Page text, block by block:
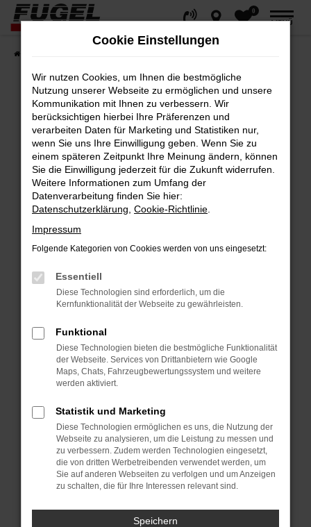
Zum
Hauptinhalt
springen
0
MENÜ
Fehler: Network Error
Beim Laden ist ein Fehler aufgetreten.
Hier sind ein paar Tipps, die dir helfen können:
Überprüfe deine Firewall und deine
Internetverbindung.
Laden andere Webseiten, zum Beispiel
deine Suchmaschine?
Prüfe deine Browsererweiterungen.
Manche Erweiterungen, wie Werbeblocker,
können das Laden bestimmter Seiten
anderen Browser oder in einem privaten
Fenster?
Starte dein Gerät neu.
vorübergehende Probleme zu beheben.
Stelle sicher, dass dein Browser und dein
Betriebssystem auf dem neuesten Stand
sind.
Veraltete Software birgt nicht nur ein
führen, dass bestimmte Funktionen nicht
Cookie Einstellungen
Wir nutzen Cookies, um Ihnen die bestmögliche
Nutzung unserer Webseite zu ermöglichen und unsere
Kommunikation mit Ihnen zu verbessern. Wir
berücksichtigen hierbei Ihre Präferenzen und
verarbeiten Daten für Marketing und Statistiken nur,
wenn Sie uns Ihre Einwilligung geben. Wenn Sie zu
einem späteren Zeitpunkt Ihre Meinung ändern, können
Sie die Einwilligung jederzeit für die Zukunft widerrufen.
Weitere Informationen zum Umfang der
Datenverarbeitung finden Sie hier:
Datenschutzerklärung Cookie-Richtlinie
Impressum
Folgende Kategorien von Cookies werden von uns eingesetzt:
Essentiell
Diese Technologien sind erforderlich, um die
Kernfunktionalität der Webseite zu gewährleisten.
Funktional
Diese Technologien bieten die bestmögliche Funktionalität
der Webseite. Services von Drittanbietern wie Google
Maps, Chats, Fahrzeugbewertungssystem und weitere
werden aktiviert.
Statistik und Marketing
Diese Technologien ermöglichen es uns, die Nutzung der
Webseite zu analysieren, um die Leistung zu messen und
zu verbessern. Zudem werden Technologien eingesetzt,
die von dritten Werbetreibenden verwendet werden, um
Sie auf anderen Webseiten zu verfolgen und um Anzeigen
zu schalten, die für Ihre Interessen relevant sind.
Speichern